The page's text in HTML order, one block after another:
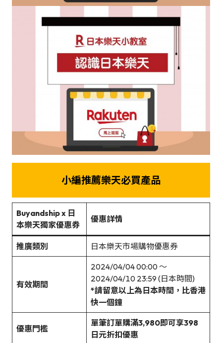
小編推薦樂天必買產品
Buyandship x 日
本樂天獨家優惠券
優惠詳情
推廣類別 日本樂天市場購物優惠券
有效期間
2024/04/04 00:00 ～
2024/04/10 23:59 (日本時間)
*請留意以上為日本時間，比香港
快一個鐘
優惠門檻
單筆訂單購滿3,980即可享398
日元折扣優惠